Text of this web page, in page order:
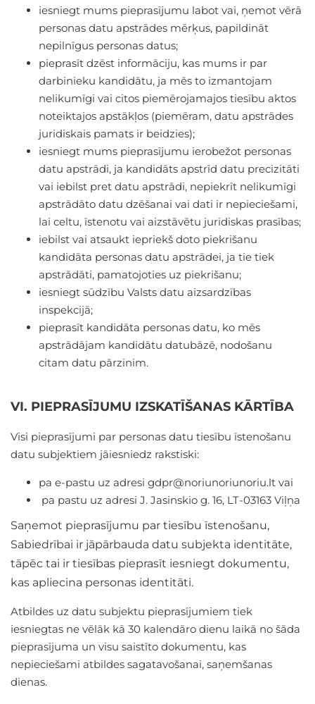
iesniegt mums pieprasījumu labot vai, ņemot vērā
personas datu apstrādes mērķus, papildināt
nepilnīgus personas datus;
pieprasīt dzēst informāciju, kas mums ir par
darbinieku kandidātu, ja mēs to izmantojam
nelikumīgi vai citos piemērojamajos tiesību aktos
noteiktajos apstākļos (piemēram, datu apstrādes
juridiskais pamats ir beidzies);
iesniegt mums pieprasījumu ierobežot personas
datu apstrādi, ja kandidāts apstrīd datu precizitāti
vai iebilst pret datu apstrādi, nepiekrīt nelikumīgi
apstrādāto datu dzēšanai vai dati ir nepieciešami,
lai celtu, īstenotu vai aizstāvētu juridiskas prasības;
iebilst vai atsaukt iepriekš doto piekrišanu
kandidāta personas datu apstrādei, ja tie tiek
apstrādāti, pamatojoties uz piekrišanu;
iesniegt sūdzību Valsts datu aizsardzības
inspekcijā;
pieprasīt kandidāta personas datu, ko mēs
apstrādājam kandidātu datubāzē, nodošanu
citam datu pārzinim.
VI. PIEPRASĪJUMU IZSKATĪŠANAS KĀRTĪBA
Visi pieprasījumi par personas datu tiesību īstenošanu
datu subjektiem jāiesniedz rakstiski:
pa e-pastu uz adresi gdpr@noriunoriunoriu.lt vai
pa pastu uz adresi J. Jasinskio g. 16, LT-03163 Viļņa
Saņemot pieprasījumu par tiesību īstenošanu,
Sabiedrībai ir jāpārbauda datu subjekta identitāte,
tāpēc tai ir tiesības pieprasīt iesniegt dokumentu,
kas apliecina personas identitāti.
Atbildes uz datu subjektu pieprasījumiem tiek
iesniegtas ne vēlāk kā 30 kalendāro dienu laikā no šāda
pieprasījuma un visu saistīto dokumentu, kas
nepieciešami atbildes sagatavošanai, saņemšanas
dienas.